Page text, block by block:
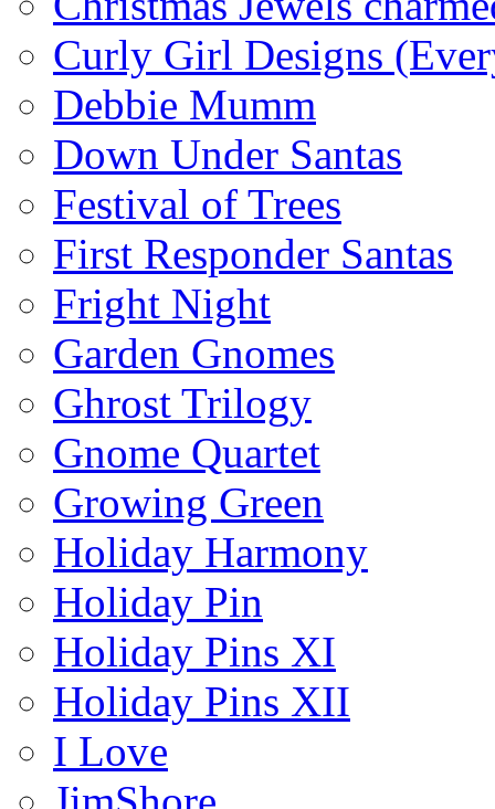
Curly Girl Designs
Debbie Mumm
Down Under Santas
Festival of Trees
First Responder Santas
Fright Night
Garden Gnomes
Ghrost Trilogy
Gnome Quartet
Growing Green
Holiday Harmony
Holiday Pin
Holiday Pins XI
Holiday Pins XII
I Love